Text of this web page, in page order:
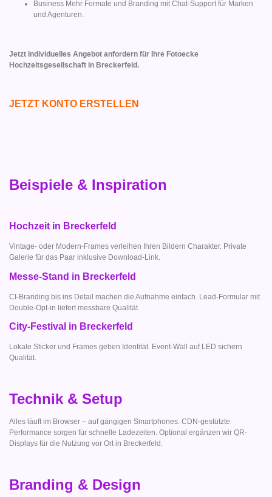
Business Mehr Formate und Branding mit Chat-Support für Marken
und Agenturen.
Jetzt individuelles Angebot anfordern für Ihre Fotoecke
Hochzeitsgesellschaft in Breckerfeld.
JETZT KONTO ERSTELLEN
Beispiele & Inspiration
Hochzeit in Breckerfeld
Vintage- oder Modern-Frames verleihen Ihren Bildern Charakter. Private
Galerie für das Paar inklusive Download-Link.
Messe-Stand in Breckerfeld
CI-Branding bis ins Detail machen die Aufnahme einfach. Lead-Formular mit
Double-Opt-in liefert messbare Qualität.
City-Festival in Breckerfeld
Lokale Sticker und Frames geben Identität. Event-Wall auf LED sichern
Qualität.
Technik & Setup
Alles läuft im Browser – auf gängigen Smartphones. CDN-gestützte
Performance sorgen für schnelle Ladezeiten. Optional ergänzen wir QR-
Displays für die Nutzung vor Ort in Breckerfeld.
Branding & Design